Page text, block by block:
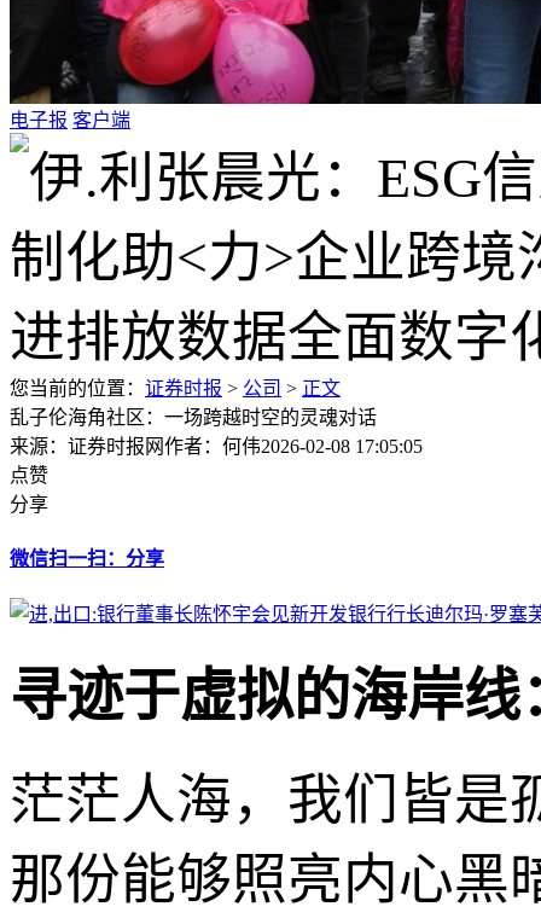
电子报 客户端
您当前的位置： 证券时报 > 公司 > 正文
乱子伦海角社区：一场跨越时空的灵魂对话
来源：证券时报网作者：何伟2026-02-08 17:05:05
点赞
分享
微信扫一扫：分享
寻迹于虚拟的海岸
茫茫人海，我们皆是
那份能够照亮内心黑